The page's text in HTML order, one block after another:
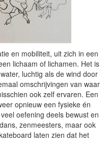
en mobiliteit, uit zich in een
lichaam of lichamen. Het is
luchtig als de wind door
omschrijvingen van waar
ook zelf ervaren. Een
opnieuw een fysieke én
oefening deels bewust en
zenmeesters, maar ook
laten zien dat het